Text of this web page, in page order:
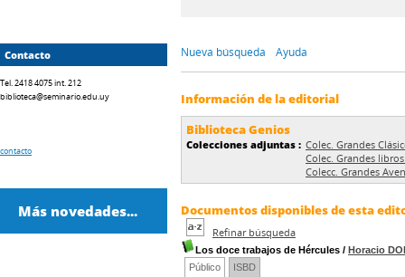
Nueva búsqueda Ayuda
Información de la editorial
Biblioteca Genios
Colecciones adjuntas : Colec. Grandes
Colec. Grandes
Colecc. Grandes
Documentos disponibles de esta
Refinar búsqueda
Los doce trabajos de Hércules / Horacio
Público
ISBD
Contacto
Tel. 2418 4075 int. 212
biblioteca@seminario.edu.uy
contacto
Más novedades...